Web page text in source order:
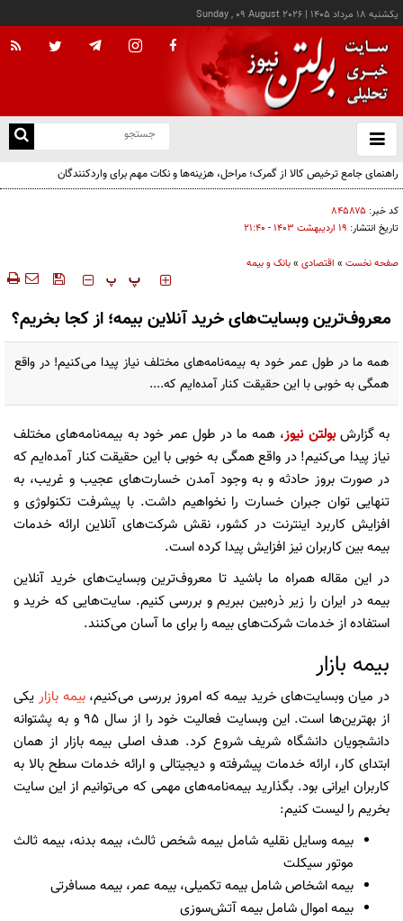
يکشنبه ۱۸ مرداد ۱۴۰۵ |
Sunday , 09 August 2026
باز
و
راهنمای جامع ترخیص کالا از گمرک؛ مراحل، هزینه‌ها و نکات مهم برای واردکنندگان
کد خبر: ۸۴۵۸۷۵
تاریخ انتشار: ۱۹ ارديبهشت ۱۴۰۳ - ۲۱:۴۰
صفحه نخست » اقتصادی »بانک و بیمه
‍‍‍ پ پ
معروف‌ترین وبسایت‌های خرید آنلاین بیمه؛ از کجا بخریم؟
همه ما در طول عمر خود به بیمه‌نامه‌های مختلف نیاز پیدا می‌کنیم! در واقع
همگی به خوبی با این حقیقت کنار آمده‌ایم که....
به گزارشبولتن نیوز، همه ما در طول عمر خود به بیمه‌نامه‌های مختلف
نیاز پیدا می‌کنیم! در واقع همگی به خوبی با این حقیقت کنار آمده‌ایم که
در صورت بروز حادثه و به وجود آمدن خسارت‌های عجیب و غریب، به
تنهایی توان جبران خسارت را نخواهیم داشت. با پیشرفت تکنولوژی و
افزایش کاربرد اینترنت در کشور، نقش شرکت‌های آنلاین ارائه خدمات
بیمه بین کاربران نیز افزایش پیدا کرده است.
در این مقاله همراه ما باشید تا معروف‌ترین وبسایت‌های خرید آنلاین
بیمه در ایران را زیر ذره‌بین ببریم و بررسی کنیم. سایت‌هایی که خرید و
استفاده از خدمات شرکت‌های بیمه را برای ما آسان می‌کنند.
بیمه بازار
در میان وبسایت‌های خرید بیمه که امروز بررسی می‌کنیم،بیمه بازار یکی
از بهترین‌ها است. این وبسایت فعالیت خود را از سال 95 و به پشتوانه
دانشجویان دانشگاه شریف شروع کرد. هدف اصلی بیمه بازار از همان
ابتدای کار، ارائه خدمات پیشرفته و دیجیتالی و ارائه خدمات سطح بالا به
کاربران ایرانی بود. بگذارید بیمه‌نامه‌های مهمی که می‌توانیم از این سایت
بخریم را لیست کنیم:
بیمه وسایل نقلیه شامل بیمه شخص ثالث، بیمه بدنه، بیمه ثالث
موتور سیکلت
بیمه اشخاص شامل بیمه تکمیلی، بیمه عمر، بیمه مسافرتی
بیمه اموال شامل بیمه آتش‌سوزی